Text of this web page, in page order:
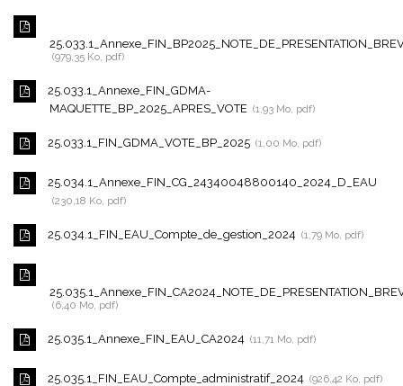
979,35 Ko, pdf
25.033.1_Annexe_FIN_GDMA-
MAQUETTE_BP_2025_APRES_VOTE
1,93 Mo, pdf
25.033.1_FIN_GDMA_VOTE_BP_2025 1,00 Mo, pdf
25.034.1_Annexe_FIN_CG_24340048800140_2024_D_EAU
230,18 Ko, pdf
25.034.1_FIN_EAU_Compte_de_gestion_2024 1,79 Mo, pdf
6,40 Mo, pdf
25.035.1_Annexe_FIN_EAU_CA2024 11,71 Mo, pdf
25.035.1_FIN_EAU_Compte_administratif_2024 926,42 Ko, pdf